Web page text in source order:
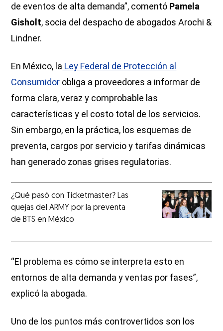
de eventos de alta demanda”, comentó Pamela
Gisholt, socia del despacho de abogados Arochi &
Lindner.
En México, la Ley Federal de Protección al
Consumidor obliga a proveedores a informar de
forma clara, veraz y comprobable las
características y el costo total de los servicios.
Sin embargo, en la práctica, los esquemas de
preventa, cargos por servicio y tarifas dinámicas
han generado zonas grises regulatorias.
¿Qué pasó con Ticketmaster? Las
quejas del ARMY por la preventa
de BTS en México
“El problema es cómo se interpreta esto en
entornos de alta demanda y ventas por fases”,
explicó la abogada.
Uno de los puntos más controvertidos son los